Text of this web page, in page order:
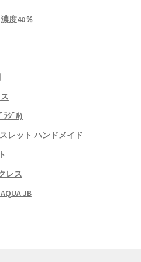
度40％
ﾗｼﾞﾙ)
レット ハンドメイド
レス
JB